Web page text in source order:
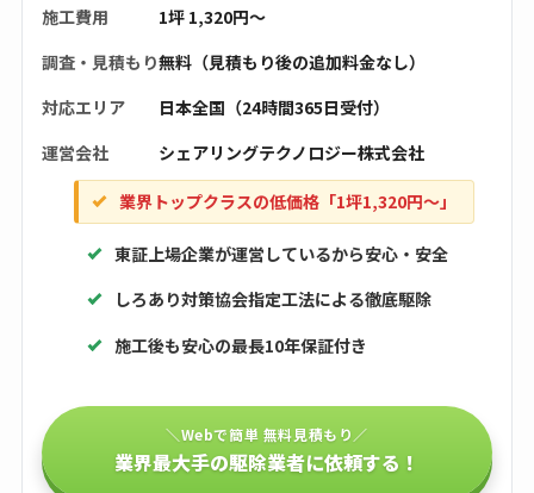
施工費用
1坪 1,320円〜
調査・見積もり無料（見積もり後の追加料金なし）
対応エリア
日本全国（24時間365日受付）
運営会社
シェアリングテクノロジー株式会社
業界トップクラスの低価格「1坪1,320円〜」
東証上場企業が運営しているから安心・安全
しろあり対策協会指定工法による徹底駆除
施工後も安心の最長10年保証付き
＼Webで簡単 無料見積もり／
業界最大手の駆除業者に依頼する！